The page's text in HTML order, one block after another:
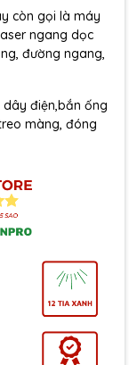
còn gọi là máy
ngang dọc
đường ngang,
dây điện,bắn ống
màng, đóng